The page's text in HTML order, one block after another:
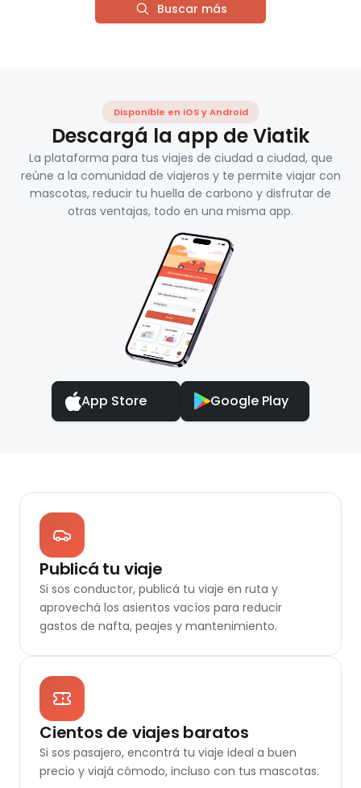
Buscar más
Disponible en iOS y Android
Descargá la app de Viatik
La plataforma para tus viajes de ciudad a ciudad, que
reúne a la comunidad de viajeros y te permite viajar con
mascotas, reducir tu huella de carbono y disfrutar de
otras ventajas, todo en una misma app.
App Store Google Play
Publicá tu viaje
Si sos conductor, publicá tu viaje en ruta y
aprovechá los asientos vacíos para reducir
gastos de nafta, peajes y mantenimiento.
Cientos de viajes baratos
Si sos pasajero, encontrá tu viaje ideal a buen
precio y viajá cómodo, incluso con tus mascotas.